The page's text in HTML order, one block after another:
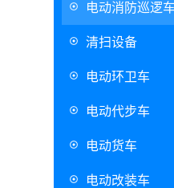
电动消防巡逻车
清扫设备
电动环卫车
电动代步车
电动货车
电动改装车